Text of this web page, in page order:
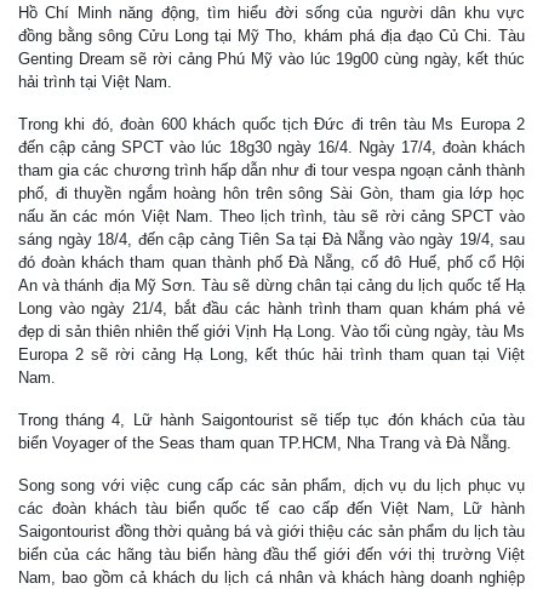
Hồ Chí Minh năng động, tìm hiểu đời sống của người dân khu vực
đồng bằng sông Cửu Long tại Mỹ Tho, khám phá địa đạo Củ Chi. Tàu
Genting Dream sẽ rời cảng Phú Mỹ vào lúc 19g00 cùng ngày, kết thúc
hải trình tại Việt Nam.
Trong khi đó, đoàn 600 khách quốc tịch Đức đi trên tàu Ms Europa 2
đến cập cảng SPCT vào lúc 18g30 ngày 16/4. Ngày 17/4, đoàn khách
tham gia các chương trình hấp dẫn như đi tour vespa ngoạn cảnh thành
phố, đi thuyền ngắm hoàng hôn trên sông Sài Gòn, tham gia lớp học
nấu ăn các món Việt Nam. Theo lịch trình, tàu sẽ rời cảng SPCT vào
sáng ngày 18/4, đến cập cảng Tiên Sa tại Đà Nẵng vào ngày 19/4, sau
đó đoàn khách tham quan thành phố Đà Nẵng, cố đô Huế, phố cổ Hội
An và thánh địa Mỹ Sơn. Tàu sẽ dừng chân tại cảng du lịch quốc tế Hạ
Long vào ngày 21/4, bắt đầu các hành trình tham quan khám phá vẻ
đẹp di sản thiên nhiên thế giới Vịnh Hạ Long. Vào tối cùng ngày, tàu Ms
Europa 2 sẽ rời cảng Hạ Long, kết thúc hải trình tham quan tại Việt
Nam.
Trong tháng 4, Lữ hành Saigontourist sẽ tiếp tục đón khách của tàu
biển Voyager of the Seas tham quan TP.HCM, Nha Trang và Đà Nẵng.
Song song với việc cung cấp các sản phẩm, dịch vụ du lịch phục vụ
các đoàn khách tàu biển quốc tế cao cấp đến Việt Nam, Lữ hành
Saigontourist đồng thời quảng bá và giới thiệu các sản phẩm du lịch tàu
biển của các hãng tàu biển hàng đầu thế giới đến với thị trường Việt
Nam, bao gồm cả khách du lịch cá nhân và khách hàng doanh nghiệp